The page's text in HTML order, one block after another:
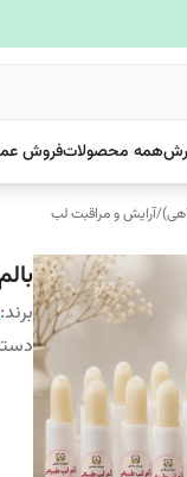
همه محصولاتفروش
/آرایش و مراقبت لب
برند: